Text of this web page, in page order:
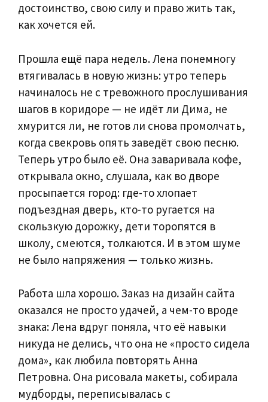
достоинство, свою силу и право жить так,
как хочется ей.
Прошла ещё пара недель. Лена понемногу
втягивалась в новую жизнь: утро теперь
начиналось не с тревожного прослушивания
шагов в коридоре — не идёт ли Дима, не
хмурится ли, не готов ли снова промолчать,
когда свекровь опять заведёт свою песню.
Теперь утро было её. Она заваривала кофе,
открывала окно, слушала, как во дворе
просыпается город: где-то хлопает
подъездная дверь, кто-то ругается на
скользкую дорожку, дети торопятся в
школу, смеются, толкаются. И в этом шуме
не было напряжения — только жизнь.
Работа шла хорошо. Заказ на дизайн сайта
оказался не просто удачей, а чем-то вроде
знака: Лена вдруг поняла, что её навыки
никуда не делись, что она не «просто сидела
дома», как любила повторять Анна
Петровна. Она рисовала макеты, собирала
мудборды, переписывалась с